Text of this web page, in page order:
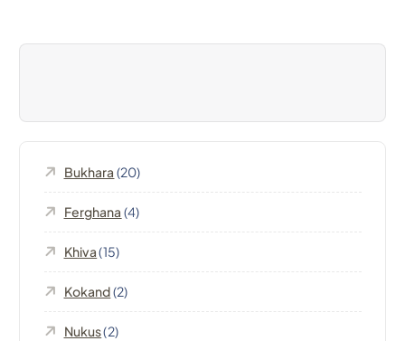
z
Bukhara (20)
Ferghana (4)
Khiva(15)
Kokand(2)
Nukus(2)